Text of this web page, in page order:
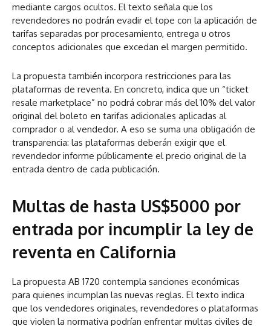
mediante cargos ocultos. El texto señala que los
revendedores no podrán evadir el tope con la aplicación de
tarifas separadas por procesamiento, entrega u otros
conceptos adicionales que excedan el margen permitido.
La propuesta también incorpora restricciones para las
plataformas de reventa. En concreto, indica que un “ticket
resale marketplace” no podrá cobrar más del 10% del valor
original del boleto en tarifas adicionales aplicadas al
comprador o al vendedor. A eso se suma una obligación de
transparencia: las plataformas deberán exigir que el
revendedor informe públicamente el precio original de la
entrada dentro de cada publicación.
Multas de hasta US$5000 por
entrada por incumplir la ley de
reventa en California
La propuesta AB 1720 contempla sanciones económicas
para quienes incumplan las nuevas reglas. El texto indica
que los vendedores originales, revendedores o plataformas
que violen la normativa podrían enfrentar multas civiles de